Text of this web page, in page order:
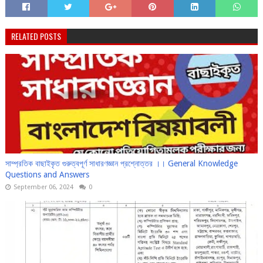
RELATED POSTS
সাম্প্রতিক বাছাইকৃত গুরুত্বপূর্ণ সাধারণজ্ঞান প্রশ্নোত্তর ।। General Knowledge
Questions and Answers
September 06, 2024 0